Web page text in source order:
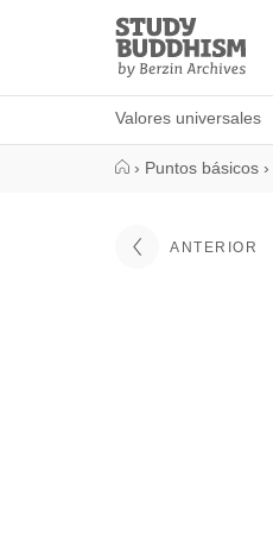
Study
Buddhism
Home
Valores universales
› Puntos básicos ›
ANTERIOR